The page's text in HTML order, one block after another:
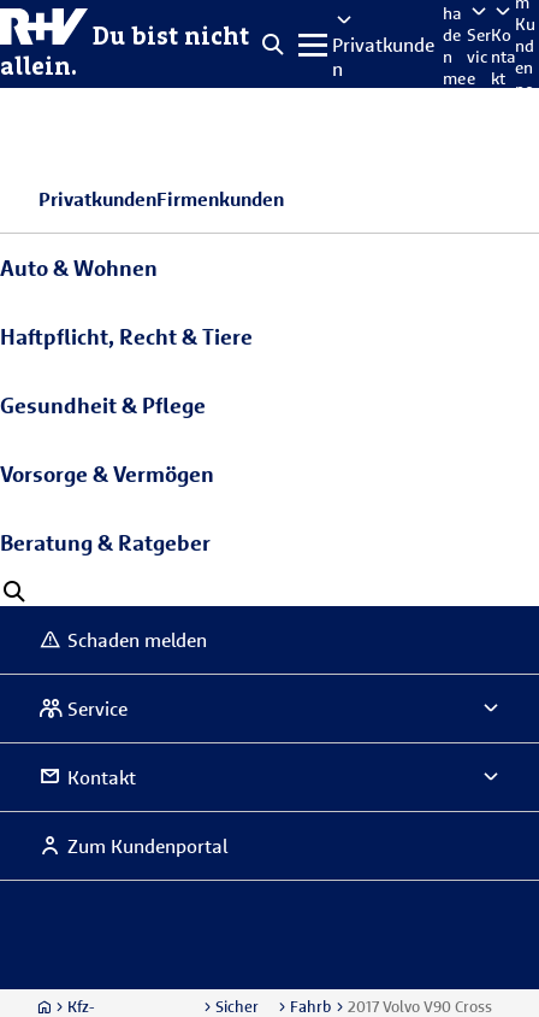
Du bist nicht
allein.
Privatkunde
n
ha
de
n
me
Ser
vic
e
Ko
nta
kt
Ku
nd
en
po
PrivatkundenFirmenkunden
Auto & Wohnen
Haftpflicht, Recht & Tiere
Gesundheit & Pflege
Vorsorge & Vermögen
Beratung & Ratgeber
Schaden melden
Service
Kontakt
Zum Kundenportal
Kfz-
Sicher
Fahrb
2017 Volvo V90 Cross